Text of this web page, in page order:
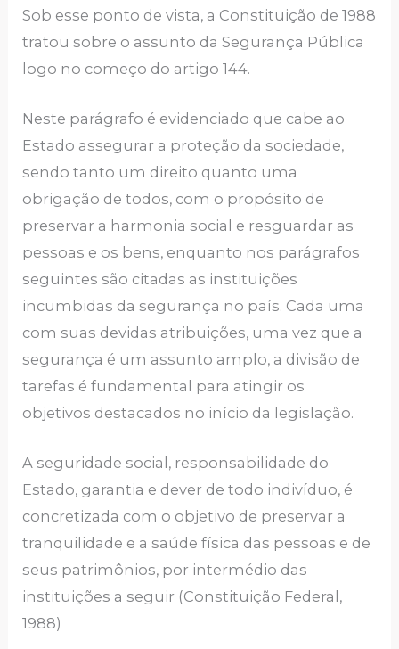
Sob esse ponto de vista, a Constituição de 1988
tratou sobre o assunto da Segurança Pública
logo no começo do artigo 144.
Neste parágrafo é evidenciado que cabe ao
Estado assegurar a proteção da sociedade,
sendo tanto um direito quanto uma
obrigação de todos, com o propósito de
preservar a harmonia social e resguardar as
pessoas e os bens, enquanto nos parágrafos
seguintes são citadas as instituições
incumbidas da segurança no país. Cada uma
com suas devidas atribuições, uma vez que a
segurança é um assunto amplo, a divisão de
tarefas é fundamental para atingir os
objetivos destacados no início da legislação.
A seguridade social, responsabilidade do
Estado, garantia e dever de todo indivíduo, é
concretizada com o objetivo de preservar a
tranquilidade e a saúde física das pessoas e de
seus patrimônios, por intermédio das
instituições a seguir (Constituição Federal,
1988)